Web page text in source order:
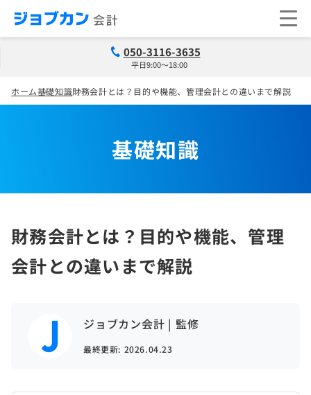
050-3116-3635
平日9:00～18:00
ホーム基礎知識財務会計とは？目的や機能、管理会計との違いまで解説
基礎知識
財務会計とは？目的や機能、管理
会計との違いまで解説
ジョブカン会計 | 監修
最終更新: 2026.04.23